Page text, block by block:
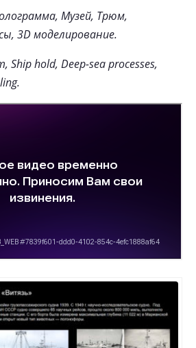
Музей, Трюм,
3D моделирование.
Ship hold, Deep-sea processes,